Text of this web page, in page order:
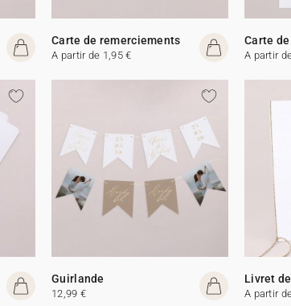
Carte de remerciements
A partir de 1,95 €
Carte
A partir
Guirlande
12,99 €
Livret
A partir